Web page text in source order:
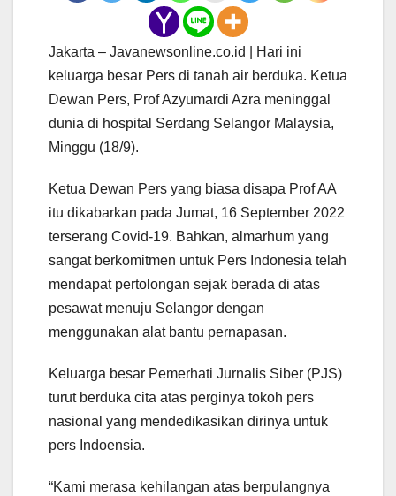
Jakarta – Javanewsonline.co.id | Hari ini
keluarga besar Pers di tanah air berduka. Ketua
Dewan Pers, Prof Azyumardi Azra meninggal
dunia di hospital Serdang Selangor Malaysia,
Minggu (18/9).
Ketua Dewan Pers yang biasa disapa Prof AA
itu dikabarkan pada Jumat, 16 September 2022
terserang Covid-19. Bahkan, almarhum yang
sangat berkomitmen untuk Pers Indonesia telah
mendapat pertolongan sejak berada di atas
pesawat menuju Selangor dengan
menggunakan alat bantu pernapasan.
Keluarga besar Pemerhati Jurnalis Siber (PJS)
turut berduka cita atas perginya tokoh pers
nasional yang mendedikasikan dirinya untuk
pers Indoensia.
“Kami merasa kehilangan atas berpulangnya